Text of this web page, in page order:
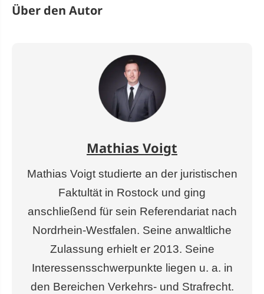
Über den Autor
Mathias Voigt
Mathias Voigt studierte an der juristischen
Faktultät in Rostock und ging
anschließend für sein Referendariat nach
Nordrhein-Westfalen. Seine anwaltliche
Zulassung erhielt er 2013. Seine
Interessensschwerpunkte liegen u. a. in
den Bereichen Verkehrs- und Strafrecht.